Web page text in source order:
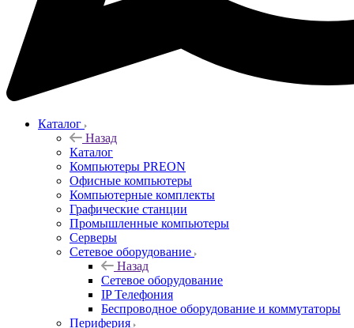
Каталог
Назад
Каталог
Компьютеры PREON
Офисные компьютеры
Компьютерные комплекты
Графические станции
Промышленные компьютеры
Серверы
Сетевое оборудование
Назад
Сетевое оборудование
IP Телефония
Беспроводное оборудование и коммутаторы
Периферия